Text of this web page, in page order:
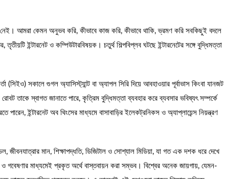
আমরা কেমন অনুভব করি, কীভাবে কাজ করি, কীভাবে থাকি, ভ্রমণ করি সবকিছুই বদলে
ইন্টারনেট ও কম্পিউটারবিষয়ক। চতুর্থ শিল্পবিপ্লব ঘটছে ইন্টারনেটের সঙ্গে বুদ্ধিমত্তা
(সিইও) সকালে গুগল অ্যাসিস্ট্যান্ট বা অ্যাপল সিরি দিয়ে আবহাওয়ার পূর্বাভাস কিংবা যানজট
তাকে স্বাগত জানাতে পারে, কৃত্রিম বুদ্ধিমত্তা ব্যবহার করে ব্যবসার ভবিষ্যৎ সম্পর্কে
পারেন, ইন্টারনেট অব থিংসের মাধ্যমে বাসাবাড়ির ইলেকট্রনিকস ও অ্যাপ্লায়েন্স নিয়ন্ত্রণ
জীবনযাত্রার মান, শিক্ষাপদ্ধতি, ডিজিটাল ও সোশ্যাল মিডিয়া, যা গত এক দশক ধরে দেখে
ও গবেষণার মাধ্যমেই প্রকৃত অর্থে বাস্তবায়ন করা সম্ভব। বিশ্বের অনেক জায়গায়, যেমন-